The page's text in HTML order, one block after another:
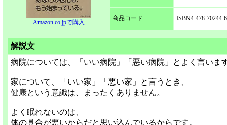
Amazon.co.jpで購入
商品コード ISBN4-478-70244-6
解説文
病院については、「いい病院」「悪い病院」とよく言いま
家について、「いい家」「悪い家」と言うとき、
健康という意識は、まったくありません。
よく眠れないのは、
体の具合が悪いからだと思い込んでいるからです。